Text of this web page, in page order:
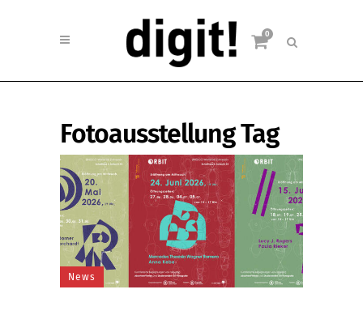
0
Fotoausstellung Tag
News